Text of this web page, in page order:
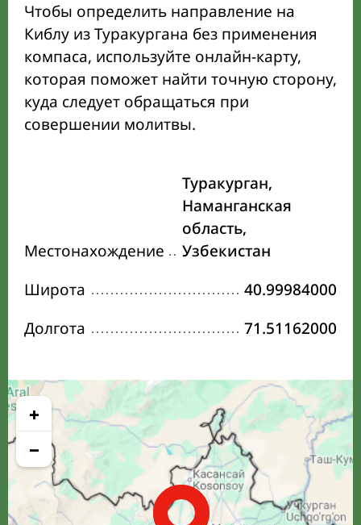
Чтобы определить направление на
Киблу из Туракургана без применения
компаса, используйте онлайн-карту,
которая поможет найти точную сторону,
куда следует обращаться при
совершении молитвы.
Местонахождение
Туракурган,
Наманганская
область,
Узбекистан
Широта
40.99984000
Долгота
71.51162000
+
−